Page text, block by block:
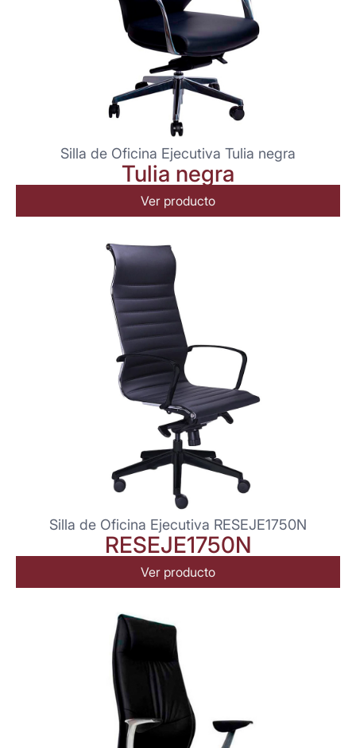
Silla de Oficina Ejecutiva Tulia negra
Tulia negra
Ver producto
Silla de Oficina Ejecutiva RESEJE1750N
RESEJE1750N
Ver producto